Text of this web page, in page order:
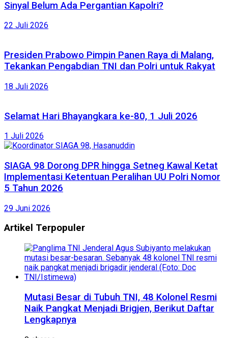
Sinyal Belum Ada Pergantian Kapolri?
22 Juli 2026
Presiden Prabowo Pimpin Panen Raya di Malang,
Tekankan Pengabdian TNI dan Polri untuk Rakyat
18 Juli 2026
Selamat Hari Bhayangkara ke-80, 1 Juli 2026
1 Juli 2026
SIAGA 98 Dorong DPR hingga Setneg Kawal Ketat
Implementasi Ketentuan Peralihan UU Polri Nomor
5 Tahun 2026
29 Juni 2026
Artikel Terpopuler
Mutasi Besar di Tubuh TNI, 48 Kolonel Resmi
Naik Pangkat Menjadi Brigjen, Berikut Daftar
Lengkapnya